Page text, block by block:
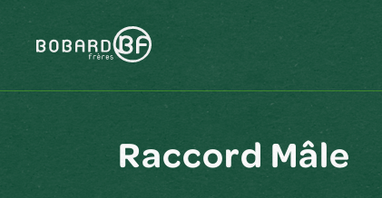
Raccord Mâle